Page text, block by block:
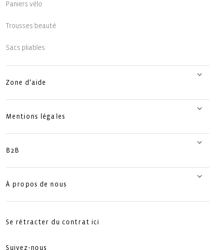
Paniers vélo
Trousses beauté
Sacs pliables
Zone d'aide
Mentions légales
B2B
À propos de nous
Se rétracter du contrat ici
Suivez-nous